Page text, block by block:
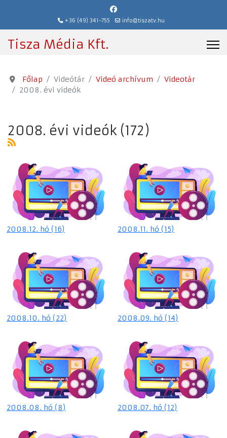
+36 (49) 341-755 info@tiszatv.hu
Tisza Média Kft.
Főlap Videótár Videó archívum
Videotár
2008. évi videók
2008. évi videók (172)
2008.12. hó (16) 2008.11. hó (15)
2008.10. hó (22) 2008.09. hó (14)
2008.08. hó (8) 2008.07. hó (12)